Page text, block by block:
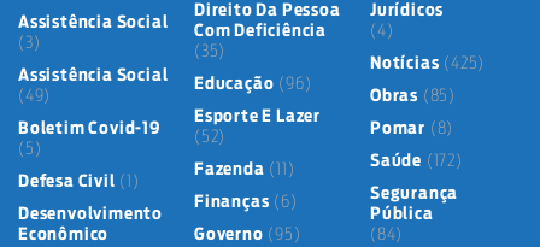
Assistência Social
(3)
Assistência Social
(49)
Boletim Covid-19
(5)
Defesa Civil (1)
Desenvolvimento
Econômico
Direito Da Pessoa
Com Deficiência
(35)
Educação (96)
Esporte E Lazer
(52)
Fazenda (11)
Finanças (6)
Governo (95)
Jurídicos
(4)
Notícias (425)
Obras (85)
Pomar (8)
Saúde (172)
Segurança
Pública
(84)